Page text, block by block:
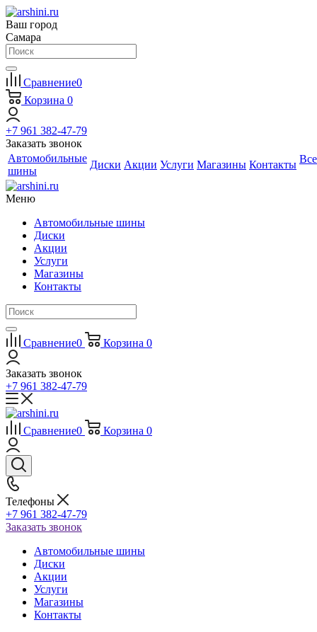
Ваш город
Самара
Сравнение0
Корзина 0
+7 961 382-47-79
Заказать звонок
Автомобильные
шины
Диски Акции Услуги Магазины Контакты Все
Меню
Автомобильные шины
Диски
Акции
Услуги
Магазины
Контакты
Сравнение0 Корзина 0
Заказать звонок
+7 961 382-47-79
Сравнение0 Корзина 0
Телефоны
+7 961 382-47-79
Заказать звонок
Автомобильные шины
Диски
Акции
Услуги
Магазины
Контакты